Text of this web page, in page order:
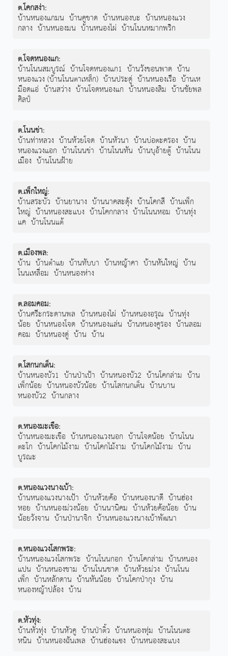
ต.โคกสง่า:
บ้านหนองแกมน บ้านคูขาด บ้านหนองบะ บ้านหนองแวง
กลาง บ้านหนองมน บ้านหนองไผ่ บ้านโนนหมากพริก
ต.โจดหนองแก:
บ้านโนนสมบูรณ์ บ้านโจดหนองแก1 บ้านวังขอนพาด บ้าน
หนองแวง (บ้านโนนตาเหล็ก) บ้านประดู่ บ้านหนองเรือ บ้านเห
มือดแอ่ บ้านสว่าง บ้านโจดหนองแก บ้านหนองสิม บ้านชัยพล
ศิลป์
ต.โนนข่า:
บ้านท่าหลวง บ้านห้วยโจด บ้านหัวนา บ้านบ่อตะครอง บ้าน
หนองแวงแอก บ้านโนนข่า บ้านโนนทัน บ้านบุอ้ายตู้ บ้านโนน
เมือง บ้านโนนฝ้าย
ต.เพ็กใหญ่:
บ้านสระบัว บ้านยานาง บ้านนาคสะดุ้ง บ้านโคกสี บ้านเพ็ก
ใหญ่ บ้านหนองสะแบง บ้านโคกกลาง บ้านโนนหอม บ้านทุ่ง
แค บ้านโนนแต้
ต.เมืองพล:
บ้าน บ้านตำแย บ้านทับบา บ้านหญ้าคา บ้านหันใหญ่ บ้าน
โนนเหลื่อม บ้านหนองห่าง
ต.ลอมคอม:
บ้านศรีะกระดานพล บ้านหนองไผ่ บ้านหนองอรุณ บ้านทุ่ง
น้อย บ้านหนองโจด บ้านหนองแล่น บ้านหนองคูรอง บ้านลอม
คอม บ้านหนองดู่ บ้าน บ้าน
ต.โสกนกเต็น:
บ้านหนองบัว1 บ้านป่าเป้า บ้านหนองบัว2 บ้านโคกล่าม บ้าน
เพ็กน้อย บ้านหนองบัวน้อย บ้านโสกนกเต็น บ้านบาน
หนองบัว2 บ้านกลาง
ต.หนองมะเขือ:
บ้านหนองมะเขือ บ้านหนองแวงนอก บ้านโจดน้อย บ้านโนน
ตะโก บ้านโคกไม้งาม บ้านโคกไม้งาม บ้านโคกไม้งาม บ้าน
บูรณะ
ต.หนองแวงนางเบ้า:
บ้านหนองแวงนางเป้า บ้านห้วยค้อ บ้านหนองนาดี บ้านฮ่อง
หอย บ้านหนองม่วงน้อย บ้านนานิคม บ้านห้วยค้อน้อย บ้าน
น้อยวังจาน บ้านป่านาจิก บ้านหนองแวงนางเบ้าพัฒนา
ต.หนองแวงโสกพระ:
บ้านหนองแวงโสกพระ บ้านโนนกอก บ้านโคกล่าม บ้านหนอง
แปน บ้านหนองชาม บ้านโนนชาด บ้านห้วยม่วง บ้านโนน
เพ็ก บ้านหลักดาน บ้านหันน้อย บ้านโคกป่ากุง บ้าน
หนองหญ้าปล้อง บ้าน
ต.หัวทุ่ง:
บ้านหัวทุ่ง บ้านหัวคู บ้านป่าติ้ว บ้านหนองทุ่ม บ้านโนนตะ
หนิน บ้านหนองฉันเพล บ้านฮ่องแซง บ้านหนองสะแบง